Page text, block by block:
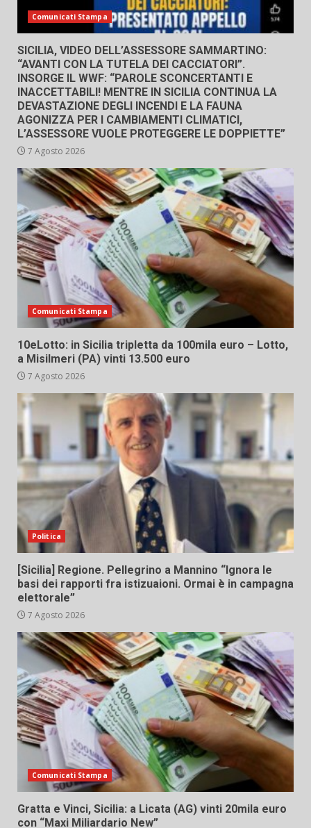
Comunicati Stampa
SICILIA, VIDEO DELL’ASSESSORE SAMMARTINO:
“AVANTI CON LA TUTELA DEI CACCIATORI”.
INSORGE IL WWF: “PAROLE SCONCERTANTI E
INACCETTABILI! MENTRE IN SICILIA CONTINUA LA
DEVASTAZIONE DEGLI INCENDI E LA FAUNA
AGONIZZA PER I CAMBIAMENTI CLIMATICI,
L’ASSESSORE VUOLE PROTEGGERE LE DOPPIETTE”
7 Agosto 2026
Comunicati Stampa
10eLotto: in Sicilia tripletta da 100mila euro – Lotto,
a Misilmeri (PA) vinti 13.500 euro
7 Agosto 2026
Politica
[Sicilia] Regione. Pellegrino a Mannino “Ignora le
basi dei rapporti fra istizuaioni. Ormai è in campagna
elettorale”
7 Agosto 2026
Comunicati Stampa
Gratta e Vinci, Sicilia: a Licata (AG) vinti 20mila euro
con “Maxi Miliardario New”